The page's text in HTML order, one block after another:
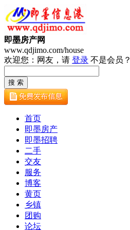
即墨房产网
www.qdjimo.com/house
欢迎您：网友，请 登录 不是会员？
首页
即墨房产
即墨招聘
二手
交友
服务
博客
黄页
乡镇
团购
论坛